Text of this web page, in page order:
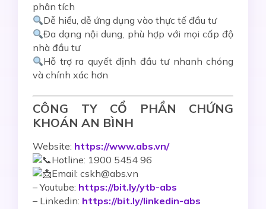
phân tích
Dễ hiểu, dễ ứng dụng vào thực tế đầu tư
Đa dạng nội dung, phù hợp với mọi cấp độ
nhà đầu tư
Hỗ trợ ra quyết định đầu tư nhanh chóng
và chính xác hơn
CÔNG TY CỔ PHẦN CHỨNG
KHOÁN AN BÌNH
Website: https://www.abs.vn/
Hotline: 1900 5454 96
Email: cskh@abs.vn
–Youtube: https://bit.ly/ytb-abs
– Linkedin: https://bit.ly/linkedin-abs